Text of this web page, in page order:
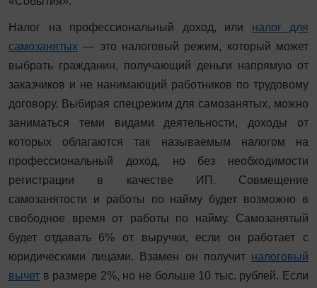
Налог на профессиональный доход, или налог для
самозанятых — это налоговый режим, который может
выбрать гражданин, получающий деньги напрямую от
заказчиков и не нанимающий работников по трудовому
договору. Выбирая спецрежим для самозанятых, можно
заниматься теми видами деятельности, доходы от
которых облагаются так называемым налогом на
профессиональный доход, но без необходимости
регистрации в качестве ИП. Совмещение
самозанятости и работы по найму будет возможно в
свободное время от работы по найму. Самозанятый
будет отдавать 6% от выручки, если он работает с
юридическими лицами. Взамен он получит налоговый
вычет в размере 2%, но не больше 10 тыс. рублей. Если